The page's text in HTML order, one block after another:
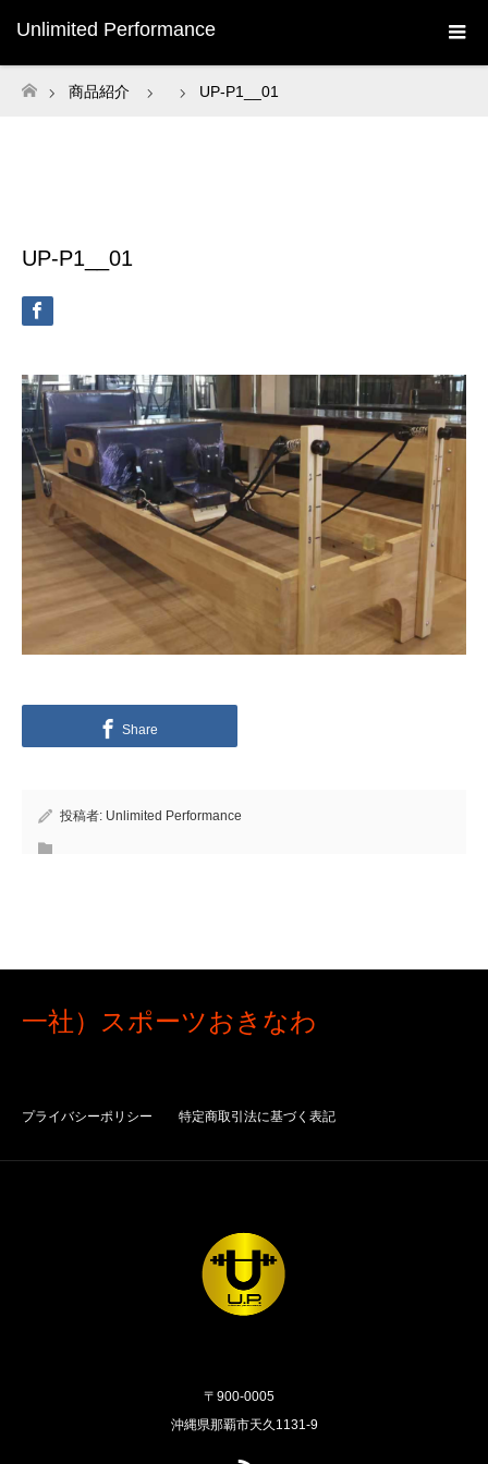
Unlimited Performance
ホーム
商品紹介 UP-P1__01
UP-P1__01
Share
投稿者: Unlimited Performance
一社）スポーツおきなわ
プライバシーポリシー 特定商取引法に基づく表記
〒900-0005
沖縄県那覇市天久1131-9